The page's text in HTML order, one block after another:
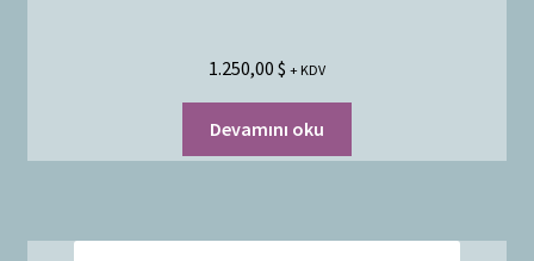
1.250,00 $ + KDV
Devamını oku